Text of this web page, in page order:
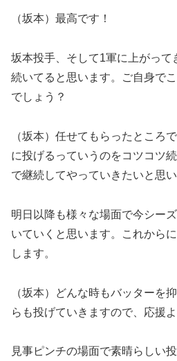
（坂本）最高です！
坂本投手、そして1軍に上がって
続いてると思います。ご自身で
でしょう？
（坂本）任せてもらったところ
に投げるっていうのをコツコツ
で継続してやっていきたいと思い
明日以降も様々な場面で今シー
いていくと思います。これから
します。
（坂本）どんな時もバッターを
らも投げていきますので、応援
見事ピンチの場面で素晴らしい